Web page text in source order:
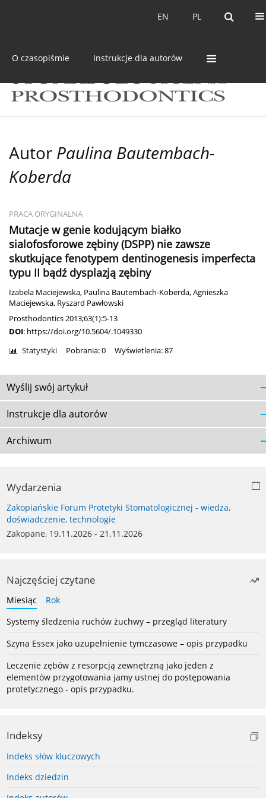
PL
EN PL
EN
O czasopiśmie Instrukcje dla autorów
Autor Paulina Bautembach-
Koberda
PRACA ORYGINALNA
Mutacje w genie kodującym białko
sialofosforowe zębiny (DSPP) nie zawsze
skutkujące fenotypem dentinogenesis imperfecta
typu II bądź dysplazją zębiny
Izabela Maciejewska, Paulina Bautembach-Koberda,Agnieszka
Maciejewska, Ryszard Pawłowski
Prosthodontics 2013;63(1):5-13
DOI: https://doi.org/10.5604/.1049330
Statystyki Pobrania: 0 Wyświetlenia: 87
Wyślij swój artykuł
Instrukcje dla autorów
Archiwum
Wydarzenia
Zakopiańskie Forum Protetyki Stomatologicznej - wiedza,
doświadczenie, technologie
Zakopane, 19.11.2026 - 21.11.2026
Najczęściej czytane
Miesiąc
Rok
Systemy śledzenia ruchów żuchwy – przegląd literatury
Szyna Essex jako uzupełnienie tymczasowe – opis przypadku
Leczenie zębów z resorpcją zewnętrzną jako jeden z
elementów przygotowania jamy ustnej do postępowania
protetycznego - opis przypadku.
Indeksy
Indeks słów kluczowych
Indeks dziedzin